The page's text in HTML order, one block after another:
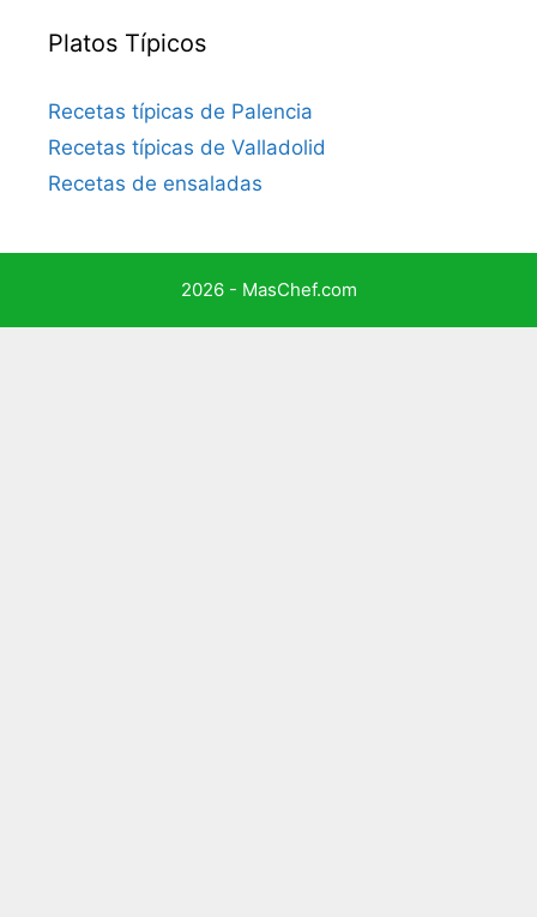
Platos Típicos
Recetas típicas de Palencia
Recetas típicas de Valladolid
Recetas de ensaladas
2026 - MasChef.com